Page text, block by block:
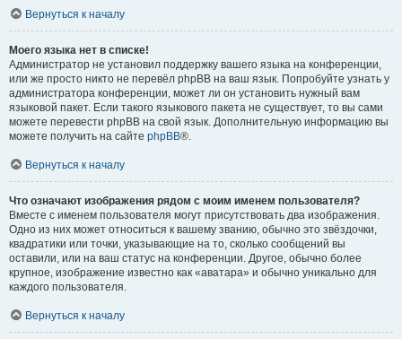
Вернуться к началу
Моего языка нет в списке!
Администратор не установил поддержку вашего языка на конференции,
или же просто никто не перевёл phpBB на ваш язык. Попробуйте узнать у
администратора конференции, может ли он установить нужный вам
языковой пакет. Если такого языкового пакета не существует, то вы сами
можете перевести phpBB на свой язык. Дополнительную информацию вы
можете получить на сайте phpBB®.
Вернуться к началу
Что означают изображения рядом с моим именем пользователя?
Вместе с именем пользователя могут присутствовать два изображения.
Одно из них может относиться к вашему званию, обычно это звёздочки,
квадратики или точки, указывающие на то, сколько сообщений вы
оставили, или на ваш статус на конференции. Другое, обычно более
крупное, изображение известно как «аватара» и обычно уникально для
каждого пользователя.
Вернуться к началу